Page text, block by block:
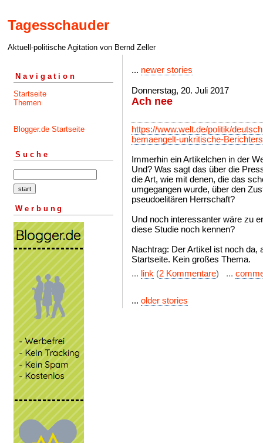
Tagesschauder
Aktuell-politische Agitation von Bernd Zeller
Navigation
Startseite
Themen
Blogger.de Startseite
Suche
Werbung
... newer stories
Donnerstag, 20. Juli 2017
Ach nee
https://www.welt.de/politik/
bemaengelt-unkritische-
Immerhin ein Artikelchen in der
Und? Was sagt das über die
die Art, wie mit denen, die das
umgegangen wurde, über den
pseudoelitären Herrschaft?
Und noch interessanter wäre zu
diese Studie noch kennen?
Nachtrag: Der Artikel ist noch da,
Startseite. Kein großes Thema.
... link (2 Kommentare) ...
... older stories